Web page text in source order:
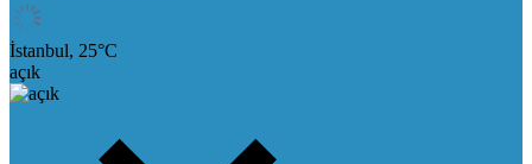
İstanbul, 25°C
açık